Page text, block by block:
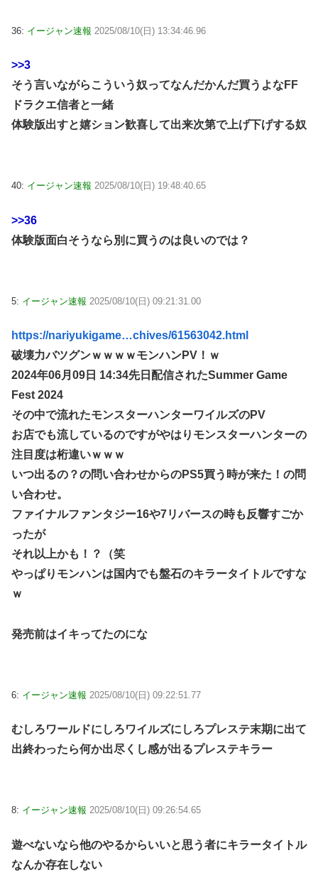
36: イージャン速報 2025/08/10(日) 13:34:46.96
>>3
そう言いながらこういう奴ってなんだかんだ買うよなFF
ドラクエ信者と一緒
体験版出すと嬉ション歓喜して出来次第で上げ下げする奴
40: イージャン速報 2025/08/10(日) 19:48:40.65
>>36
体験版面白そうなら別に買うのは良いのでは？
5: イージャン速報 2025/08/10(日) 09:21:31.00
https://nariyukigame…chives/61563042.html
破壊力バツグンｗｗｗｗモンハンPV！ｗ
2024年06月09日 14:34先日配信されたSummer Game
Fest 2024
その中で流れたモンスターハンターワイルズのPV
お店でも流しているのですがやはりモンスターハンターの
注目度は桁違いｗｗｗ
いつ出るの？の問い合わせからのPS5買う時が来た！の問
い合わせ。
ファイナルファンタジー16や7リバースの時も反響すごか
ったが
それ以上かも！？（笑
やっぱりモンハンは国内でも盤石のキラータイトルですな
ｗ
発売前はイキってたのにな
6: イージャン速報 2025/08/10(日) 09:22:51.77
むしろワールドにしろワイルズにしろプレステ末期に出て
出終わったら何か出尽くし感が出るプレステキラー
8: イージャン速報 2025/08/10(日) 09:26:54.65
遊べないなら他のやるからいいと思う者にキラータイトル
なんか存在しない